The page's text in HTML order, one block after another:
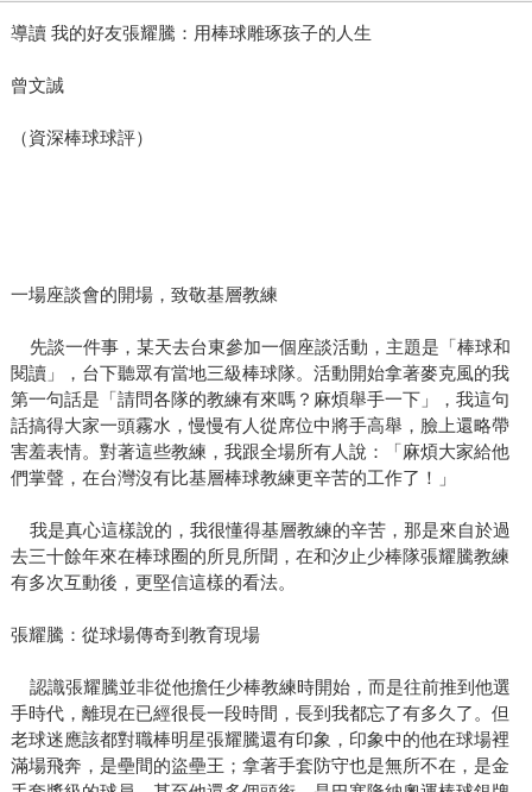
導讀 我的好友張耀騰：用棒球雕琢孩子的人生
曾文誠
（資深棒球球評）
一場座談會的開場，致敬基層教練
先談一件事，某天去台東參加一個座談活動，主題是「棒球和
閱讀」，台下聽眾有當地三級棒球隊。活動開始拿著麥克風的我
第一句話是「請問各隊的教練有來嗎？麻煩舉手一下」，我這句
話搞得大家一頭霧水，慢慢有人從席位中將手高舉，臉上還略帶
害羞表情。對著這些教練，我跟全場所有人說：「麻煩大家給他
們掌聲，在台灣沒有比基層棒球教練更辛苦的工作了！」
我是真心這樣說的，我很懂得基層教練的辛苦，那是來自於過
去三十餘年來在棒球圈的所見所聞，在和汐止少棒隊張耀騰教練
有多次互動後，更堅信這樣的看法。
張耀騰：從球場傳奇到教育現場
認識張耀騰並非從他擔任少棒教練時開始，而是往前推到他選
手時代，離現在已經很長一段時間，長到我都忘了有多久了。但
老球迷應該都對職棒明星張耀騰還有印象，印象中的他在球場裡
滿場飛奔，是壘間的盜壘王；拿著手套防守也是無所不在，是金